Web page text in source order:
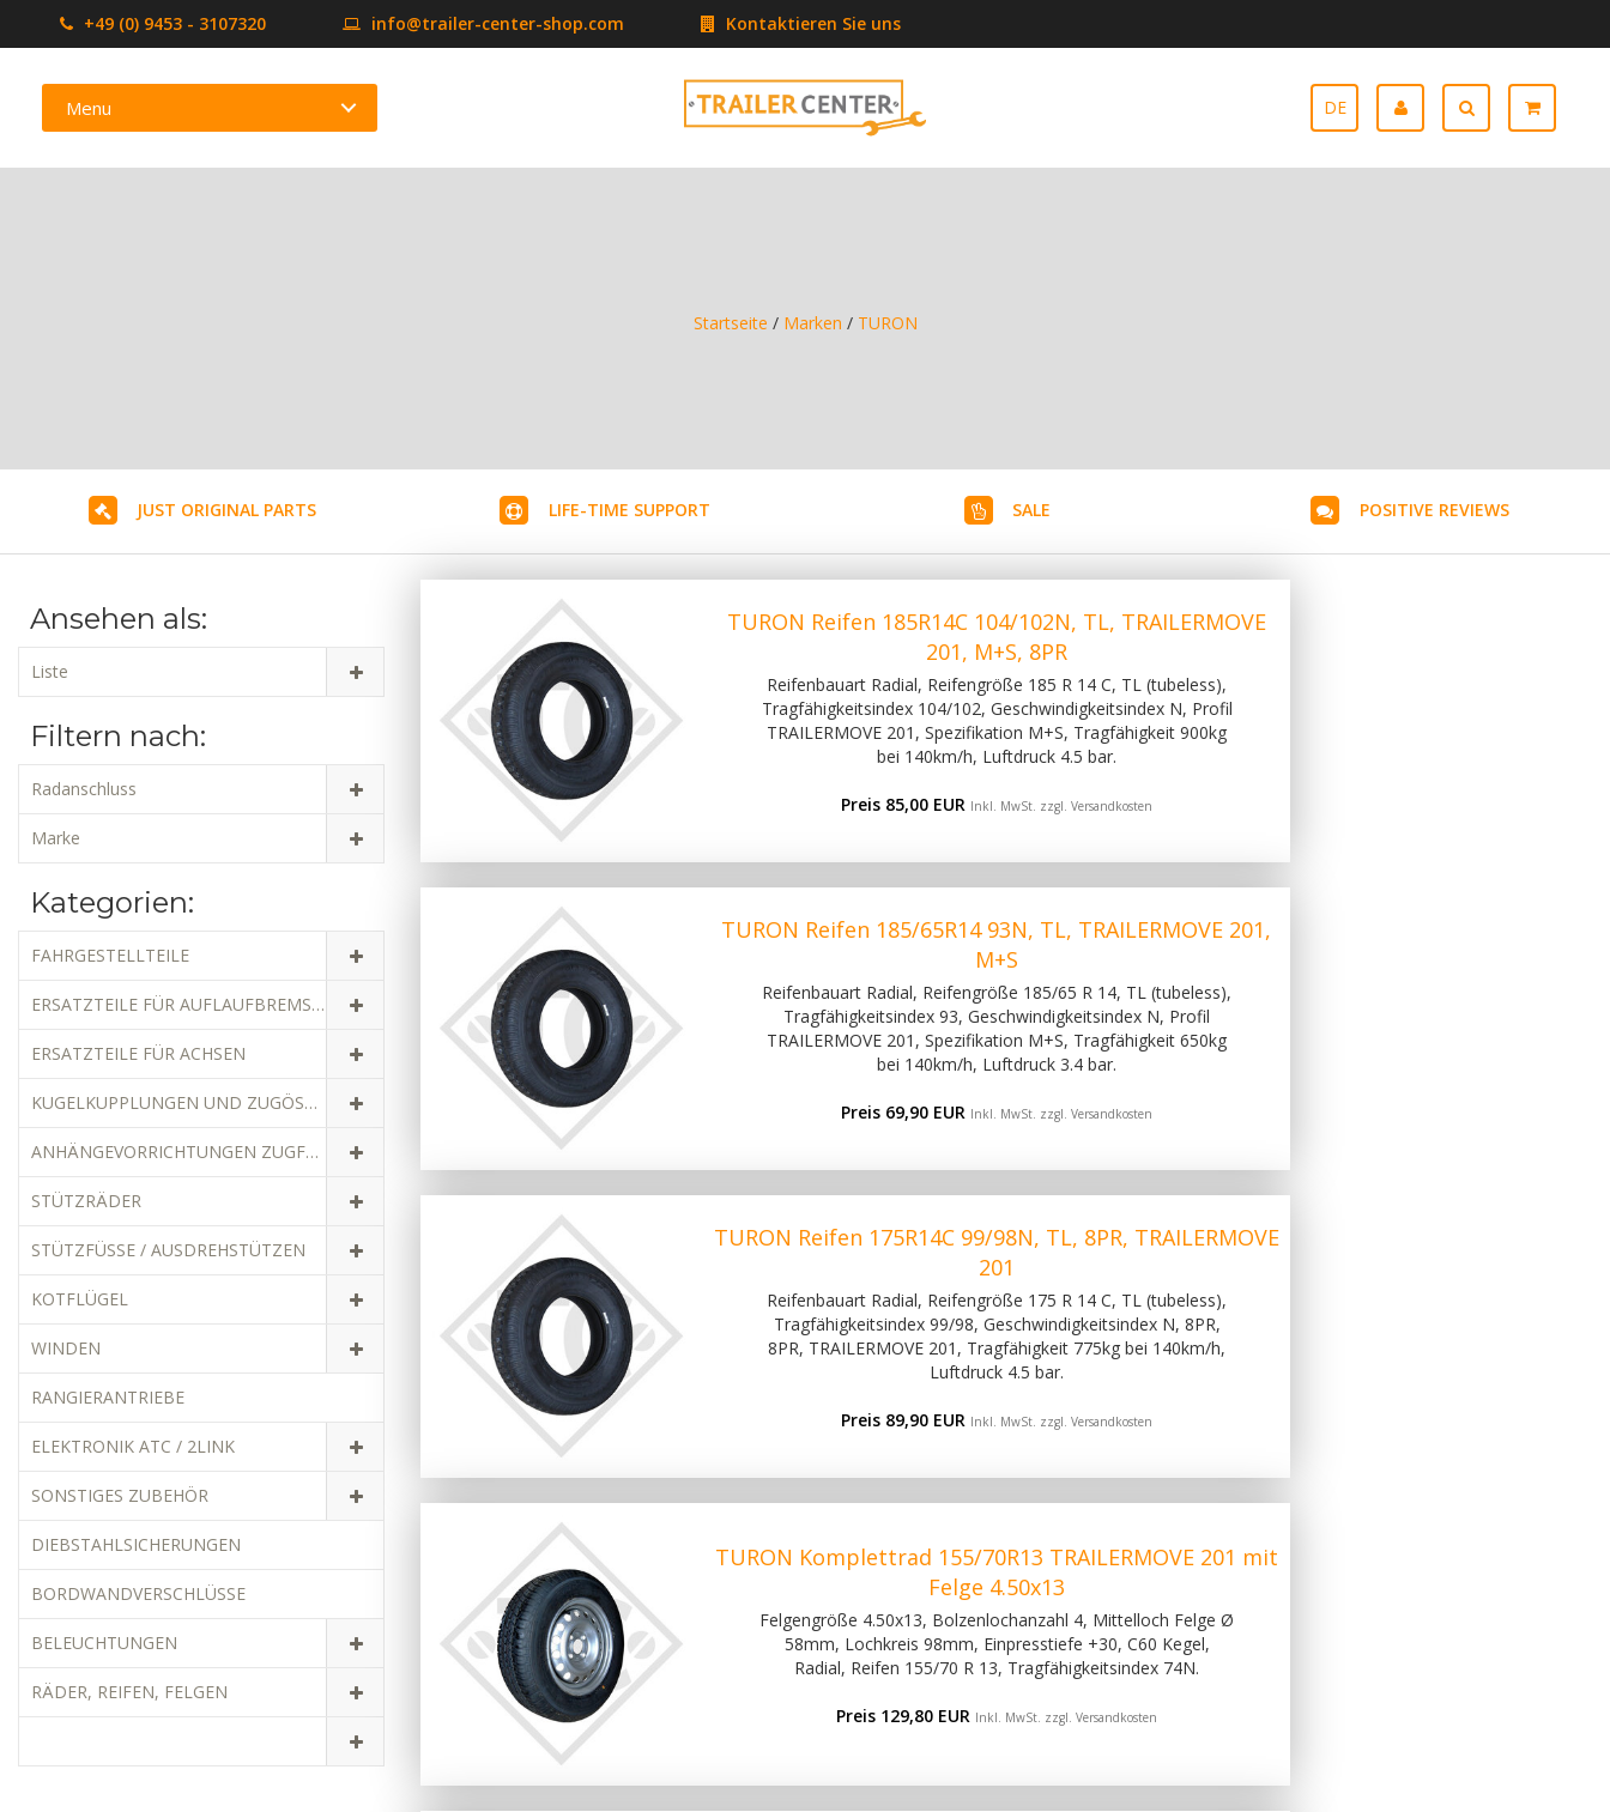
+49 (0) 9453 - 3107320 info@trailer-center-shop.com Kontaktieren Sie uns
Menu DE
Startseite / Marken / TURON
JUST ORIGINAL PARTS LIFE-TIME SUPPORT SALE POSITIVE REVIEWS
Ansehen als:
Liste
Filtern nach:
Radanschluss
Marke
Kategorien:
FAHRGESTELLTEILE
ERSATZTEILE FÜR AUFLAUFBREMSEN
ERSATZTEILE FÜR ACHSEN
KUGELKUPPLUNGEN UND ZUGÖSEN
ANHÄNGEVORRICHTUNGEN ZUGFAHRZEUGE
STÜTZRÄDER
STÜTZFÜSSE / AUSDREHSTÜTZEN
KOTFLÜGEL
WINDEN
RANGIERANTRIEBE
ELEKTRONIK ATC / 2LINK
SONSTIGES ZUBEHÖR
DIEBSTAHLSICHERUNGEN
BORDWANDVERSCHLÜSSE
BELEUCHTUNGEN
RÄDER, REIFEN, FELGEN
TURON Reifen 185R14C 104/102N, TL, TRAILERMOVE
201, M+S, 8PR
Reifenbauart Radial, Reifengröße 185 R 14 C, TL (tubeless),
Tragfähigkeitsindex 104/102, Geschwindigkeitsindex N, Profil
TRAILERMOVE 201, Spezifikation M+S, Tragfähigkeit 900kg
bei 140km/h, Luftdruck 4.5 bar.
Preis 85,00 EUR Inkl. MwSt. zzgl. Versandkosten
TURON Reifen 185/65R14 93N, TL, TRAILERMOVE 201,
M+S
Reifenbauart Radial, Reifengröße 185/65 R 14, TL (tubeless),
Tragfähigkeitsindex 93, Geschwindigkeitsindex N, Profil
TRAILERMOVE 201, Spezifikation M+S, Tragfähigkeit 650kg
bei 140km/h, Luftdruck 3.4 bar.
Preis 69,90 EUR Inkl. MwSt. zzgl. Versandkosten
TURON Reifen 175R14C 99/98N, TL, 8PR, TRAILERMOVE
201
Reifenbauart Radial, Reifengröße 175 R 14 C, TL (tubeless),
Tragfähigkeitsindex 99/98, Geschwindigkeitsindex N, 8PR,
8PR, TRAILERMOVE 201, Tragfähigkeit 775kg bei 140km/h,
Luftdruck 4.5 bar.
Preis 89,90 EUR Inkl. MwSt. zzgl. Versandkosten
TURON Komplettrad 155/70R13 TRAILERMOVE 201 mit
Felge 4.50x13
Felgengröße 4.50x13, Bolzenlochanzahl 4, Mittelloch Felge Ø
58mm, Lochkreis 98mm, Einpresstiefe +30, C60 Kegel,
Radial, Reifen 155/70 R 13, Tragfähigkeitsindex 74N.
Preis 129,80 EUR Inkl. MwSt. zzgl. Versandkosten